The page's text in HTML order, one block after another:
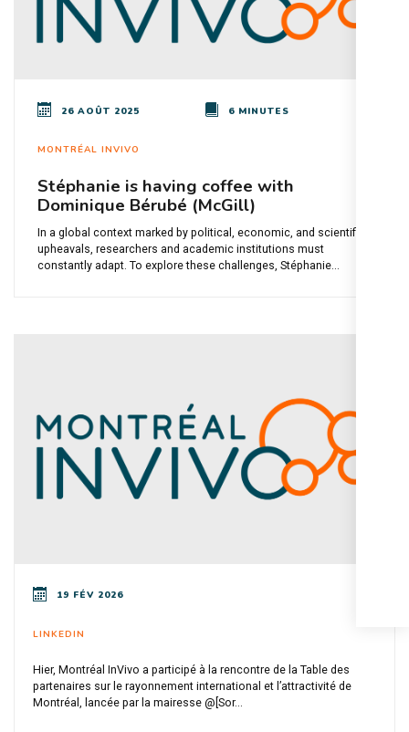
26 AOÛT 2025 6 MINUTES
MONTRÉAL INVIVO
Stéphanie is having coffee with
Dominique Bérubé (McGill)
In a global context marked by political, economic, and scientific
upheavals, researchers and academic institutions must
constantly adapt. To explore these challenges, Stéphanie...
19 FÉV 2026
LINKEDIN
Hier, Montréal InVivo a participé à la rencontre de la Table des
partenaires sur le rayonnement international et l’attractivité de
Montréal, lancée par la mairesse @[Sor...